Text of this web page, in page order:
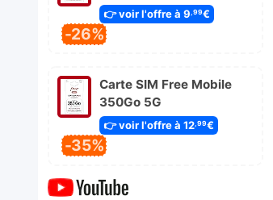
👉 voir l'offre à 9 ,99€
-26%
Carte SIM Free Mobile
350Go 5G
👉 voir l'offre à 12,99€
-35%